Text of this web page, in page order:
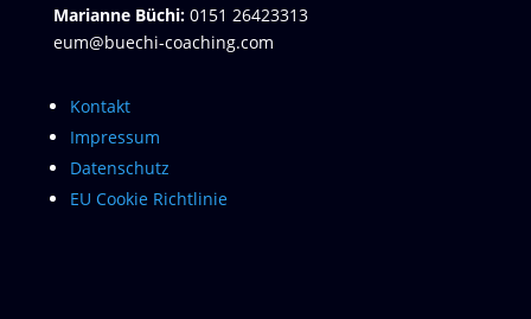
Marianne Büchi:0151 26423313
eum@buechi-coaching.com
Kontakt
Impressum
Datenschutz
EU Cookie Richtlinie